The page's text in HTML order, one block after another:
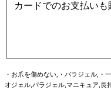
カードでのお支払いも
・お爪を傷めない,・パラジェル,・
オジェル,パラジェル,マニキュア,長